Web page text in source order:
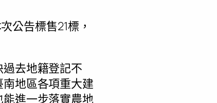
公告標售21標，
去地籍登記不
地區各項重大建
進一步落實農地